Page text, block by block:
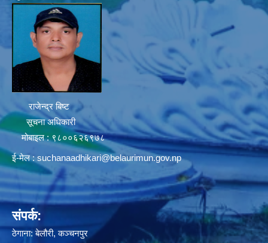
राजेन्द्र बिष्ट
सूचना अधिकारी
मोबाइल : ९८००६२६९७८
ई-मेल : suchanaadhikari@belaurimun.gov.np
संपर्क:
ठेगाना: बेलौरी, कञ्चनपुर